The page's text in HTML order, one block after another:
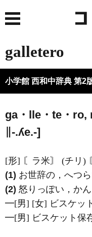
galletero
小学館 西和中辞典 第2
ga・lle・te・ro,
∥-.ʎe.-]
[形] 〘ラ米〙 (チリ)
(1) お世辞の，へつら
(2) 怒りっぽい，か
━[男] [女] ビスケッ
━[男] ビスケット保